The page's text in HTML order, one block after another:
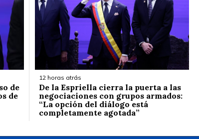
de
de
12 horas atrás
De la Espriella cierra la puerta a las
negociaciones con grupos armados:
“La opción del diálogo está
completamente agotada”